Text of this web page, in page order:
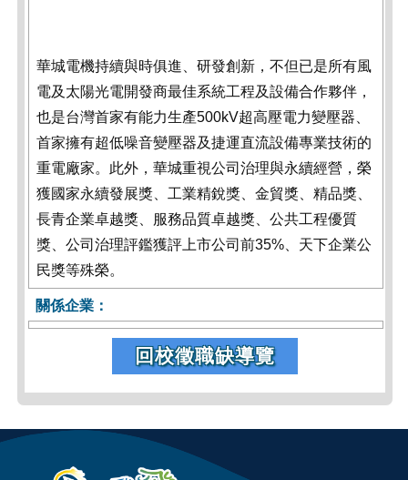
華城電機持續與時俱進、研發創新，不但已是所有風
電及太陽光電開發商最佳系統工程及設備合作夥伴，
也是台灣首家有能力生產500kV超高壓電力變壓器、
首家擁有超低噪音變壓器及捷運直流設備專業技術的
重電廠家。此外，華城重視公司治理與永續經營，榮
獲國家永續發展獎、工業精銳獎、金貿獎、精品獎、
長青企業卓越獎、服務品質卓越獎、公共工程優質
獎、公司治理評鑑獲評上市公司前35%、天下企業公
民獎等殊榮。
關係企業：
回校徵職缺導覽